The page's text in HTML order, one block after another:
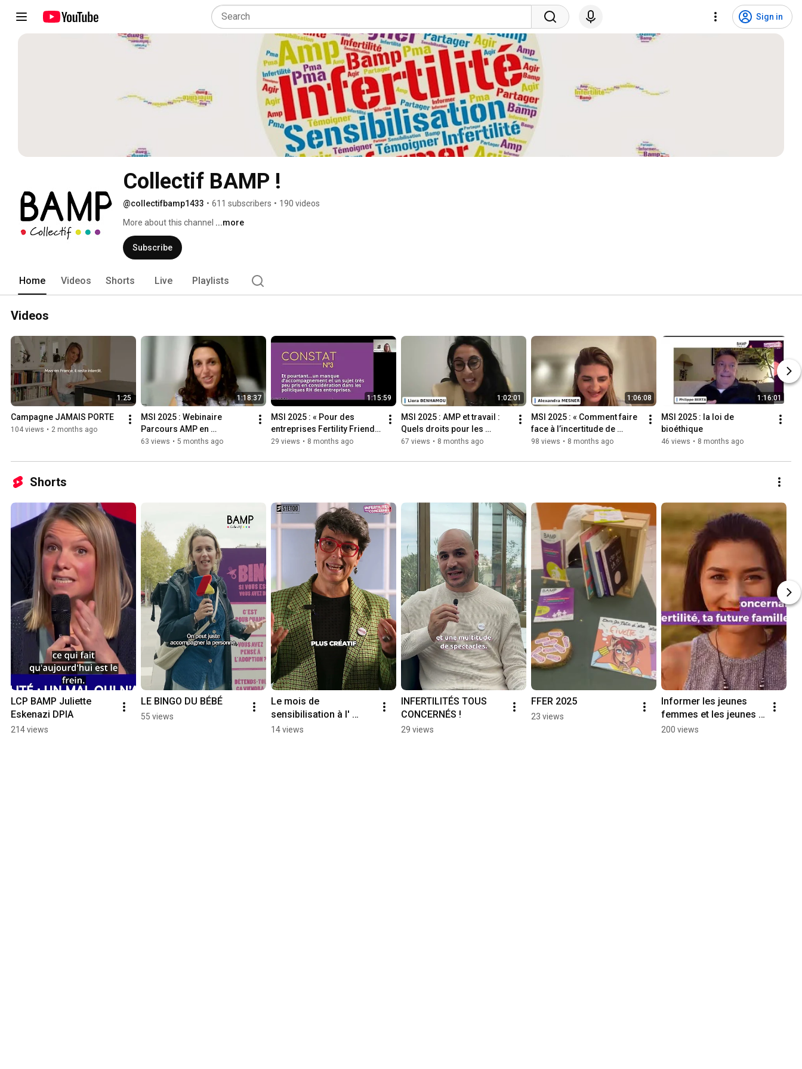
Sign in
Collectif BAMP !
@collectifbamp1433 • 611 subscribers • 190 videos
More about this channel ...more
Subscribe
Home Videos Shorts Live Playlists
Videos
1:25
Campagne JAMAIS PORTE
104 views • 2 months ago
1:18:37
MSI 2025 : Webinaire
Parcours AMP en
Martinique
63 views • 5 months ago
1:15:59
MSI 2025 : « Pour des
entreprises Fertility Friendly
»
29 views • 8 months ago
1:02:01
MSI 2025 : AMP et travail :
Quels droits pour les
salariés ?
67 views • 8 months ago
1:06:08
MSI 2025 : « Comment faire
face à l’incertitude de
parcours AMP ?
98 views • 8 months ago
1:16:01
MSI 2025 : la loi de
bioéthique
46 views • 8 months ago
Shorts
LCP BAMP Juliette
Eskenazi DPIA
214 views
LE BINGO DU BÉBÉ
55 views
Le mois de
sensibilisation à l'
infertilité
14 views
INFERTILITÉS TOUS
CONCERNÉS !
29 views
FFER 2025
23 views
Informer les jeunes
femmes et les jeunes
hommes sur la fertilité
200 views